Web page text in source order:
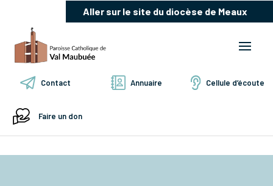
Aller sur le site du diocèse de Meaux
Contact Annuaire Cellule d’écoute
Faire un don